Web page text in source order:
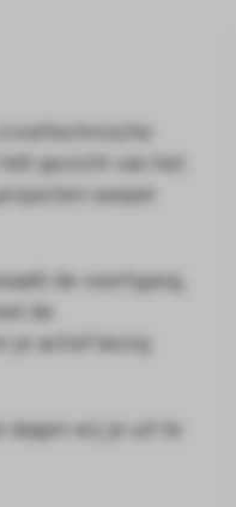
gezicht van het
soepel
de voortgang,
de
je actief bezig
dagen wij je uit te